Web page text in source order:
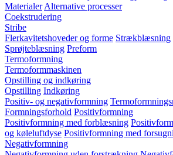
Materialer Alternative processer
Coekstrudering
Stribe
Flerkavitetshoveder og forme Strækblæsning
Sprøjteblæsning Preform
Termoformning
Termoformmaskinen
Opstilling og indkøring
Opstilling Indkøring
Positiv- og negativformning
Formningsforhold Positivformning
Positivformning med forblæsning
og køleluftdyse Positivformning med
Negativformning